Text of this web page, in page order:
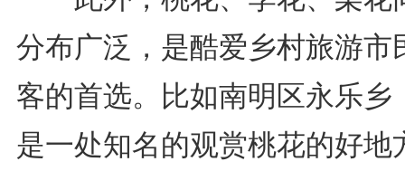
分布广泛，是酷爱乡村旅游市
客的首选。比如南明区永乐乡
是一处知名的观赏桃花的好地